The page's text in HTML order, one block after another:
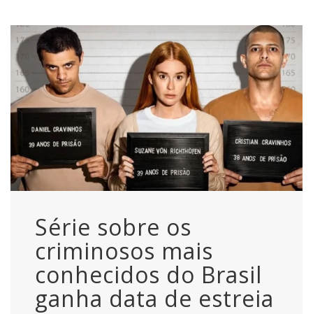
Série sobre os
criminosos mais
conhecidos do Brasil
ganha data de estreia